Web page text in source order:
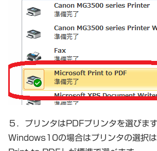
５．プリンタはPDFプリンタを選びます
Windows10の場合はプリンタの選択